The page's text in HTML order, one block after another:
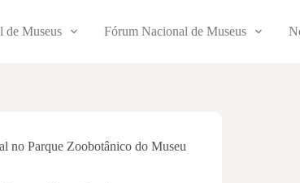
de Museus Fórum Nacional de Museus
no Parque Zoobotânico do Museu